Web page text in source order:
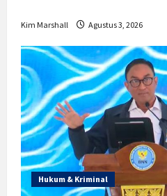
Kim Marshall Agustus 3, 2026
Hukum & Kriminal